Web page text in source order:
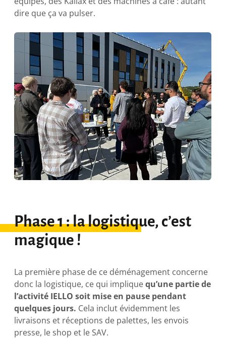
dire que ça va pulser.
Phase 1 : la logistique, c’est
magique !
La première phase de ce déménagement concerne
donc la logistique, ce qui impliquequ’une partie de
l’activité IELLO soit mise en pause pendant
quelques jours. Cela inclut évidemment les
livraisons et réceptions de palettes, les envois
presse, le shop et le SAV.